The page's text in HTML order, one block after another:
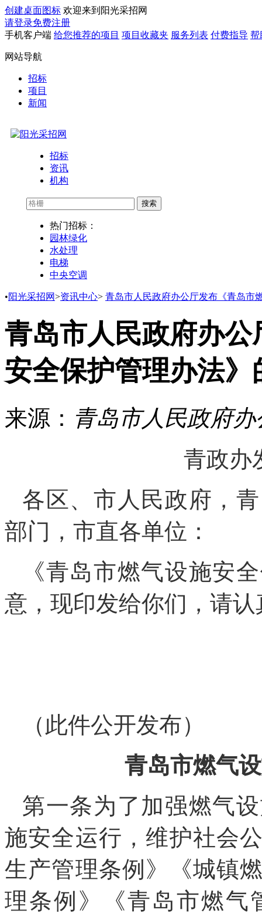
创建桌面图标 欢迎来到阳光采招网
请登录免费注册
手机客户端 给您推荐的项目 项目收藏夹 服务列表 付费指导 帮
网站导航
招标
项目
新闻
招标
资讯
机构
搜索
热门招标：
园林绿化
水处理
电梯
中央空调
•阳光采招网>资讯中心> 青岛市人民政府办公厅发布《青岛市
青岛市人民政府办
安全保护管理办法》
来源： 青岛市人民政府办
青政办
各区、市人民政府，
部门，市直各单位：
《青岛市燃气设施安
意，现印发给你们，请
（此件公开发布）
青岛市燃气
第一条为了加强燃气
施安全运行，维护社会
生产管理条例》《城镇
理条例》《青岛市燃气